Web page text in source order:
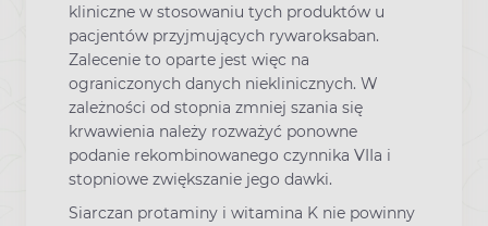
kliniczne w stosowaniu tych produktów u
pacjentów przyjmujących rywaroksaban.
Zalecenie to oparte jest więc na
ograniczonych danych nieklinicznych. W
zależności od stopnia zmniej szania się
krwawienia należy rozważyć ponowne
podanie rekombinowanego czynnika VIIa i
stopniowe zwiększanie jego dawki.
Siarczan protaminy i witamina K nie powinny